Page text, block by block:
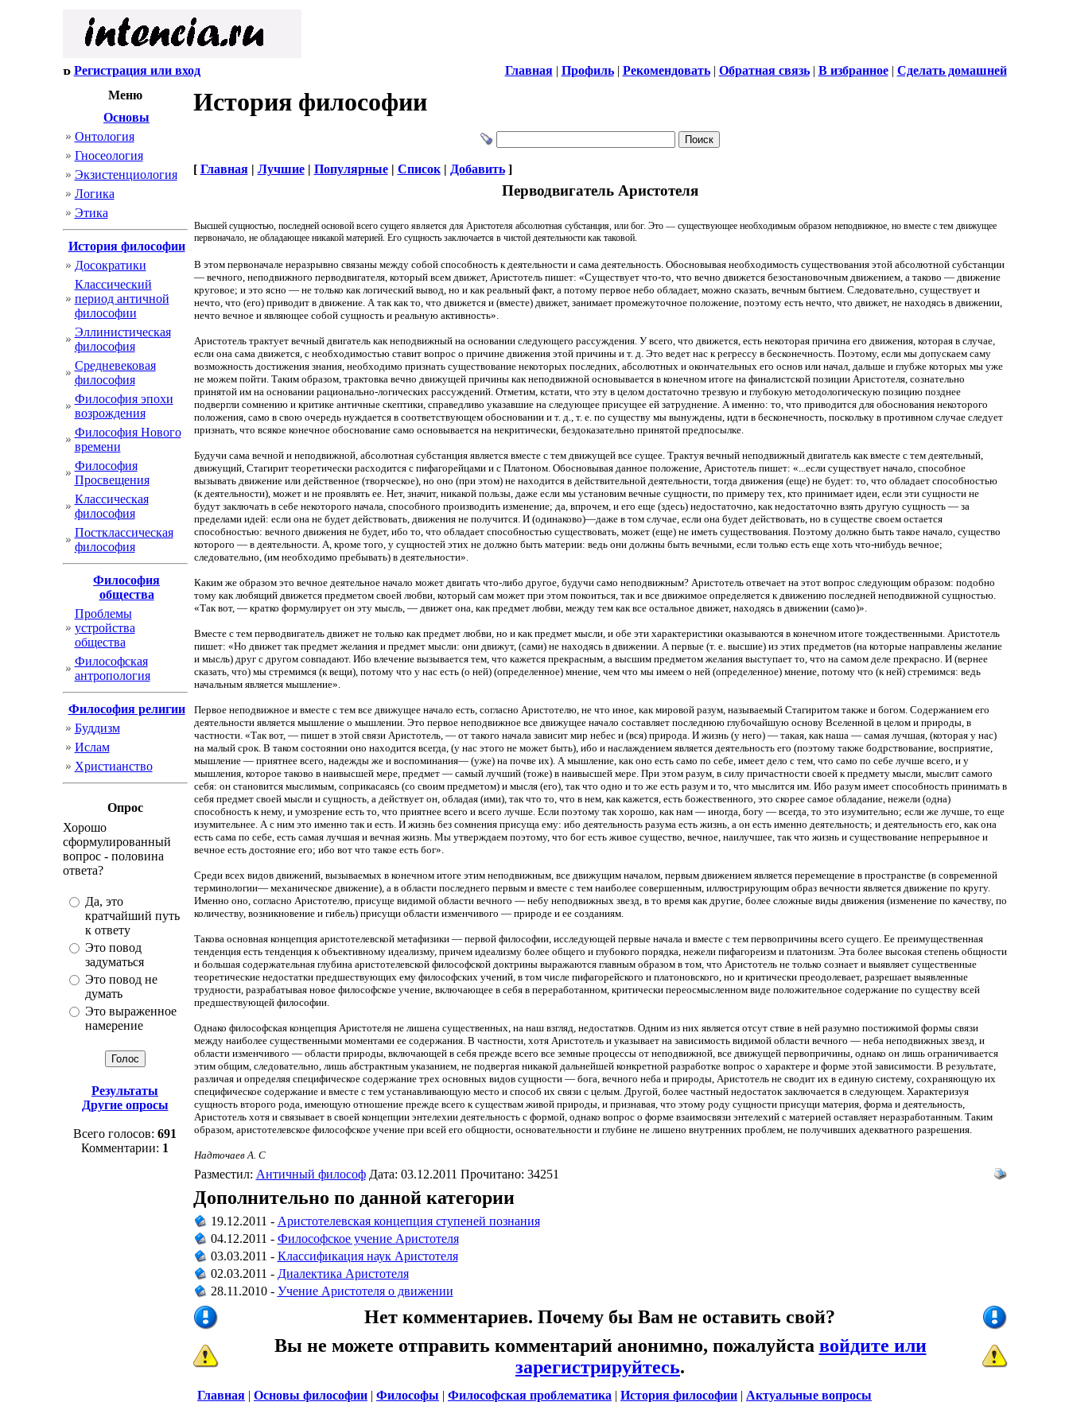
Регистрация или вход Главная| Профиль| Рекомендовать| Обратная связь| В избранное| Сделать домашней
Меню
Основы
Онтология
Гносеология
Экзистенциология
Логика
Этика
История философии
Досократики
Классический
период античной
философии
Эллинистическая
философия
Cредневековая
философия
Философия эпохи
возрождения
Философия Нового
времени
Философия
Просвещения
Классическая
философия
Постклассическая
философия
Философия
общества
Проблемы
устройства
общества
Философская
антропология
Философия религии
Буддизм
Ислам
Христианство
Опрос
Хорошо
сформулированный
вопрос - половина
ответа?
Да, это
кратчайший путь
к ответу
Это повод
задуматься
Это повод не
думать
Это выраженное
намерение
Результаты
Другие опросы
Всего голосов: 691
Комментарии: 1
История философии
[ Главная| Лучшие| Популярные| Список| Добавить]
Перводвигатель Аристотеля
Высшей сущностью, последней основой всего сущего является для Аристотеля абсолютная субстанция, или бог. Это — существующее необходимым образом неподвижное, но вместе с тем движущее
первоначало, не обладающее никакой материей. Его сущность заключается в чистой деятельности как таковой.
В этом первоначале неразрывно связаны между собой способность к деятельности и сама деятельность. Обосновывая необходимость существования этой абсолютной субстанции
— вечного, неподвижного перводвигателя, который всем движет, Аристотель пишет: «Существует что-то, что вечно движется безостановочным движением, а таково — движение
круговое; и это ясно — не только как логический вывод, но и как реальный факт, а потому первое небо обладает, можно сказать, вечным бытием. Следовательно, существует и
нечто, что (его) приводит в движение. А так как то, что движется и (вместе) движет, занимает промежуточное положение, поэтому есть нечто, что движет, не находясь в движении,
нечто вечное и являющее собой сущность и реальную активность».
Аристотель трактует вечный двигатель как неподвижный на основании следующего рассуждения. У всего, что движется, есть некоторая причина его движения, которая в случае,
если она сама движется, с необходимостью ставит вопрос о причине движения этой причины и т. д. Это ведет нас к регрессу в бесконечность. Поэтому, если мы допускаем саму
возможность достижения знания, необходимо признать существование некоторых последних, абсолютных и окончательных его основ или начал, дальше и глубже которых мы уже
не можем пойти. Таким образом, трактовка вечно движущей причины как неподвижной основывается в конечном итоге на финалистской позиции Аристотеля, сознательно
принятой им на основании рационально-логических рассуждений. Отметим, кстати, что эту в целом достаточно трезвую и глубокую методологическую позицию позднее
подвергли сомнению и критике античные скептики, справедливо указавшие на следующее присущее ей затруднение. А именно: то, что приводится для обоснования некоторого
положения, само в свою очередь нуждается в соответствующем обосновании и т. д., т. е. по существу мы вынуждены, идти в бесконечность, поскольку в противном случае следует
признать, что всякое конечное обоснование само основывается на некритически, бездоказательно принятой предпосылке.
Будучи сама вечной и неподвижной, абсолютная субстанция является вместе с тем движущей все сущее. Трактуя вечный неподвижный двигатель как вместе с тем деятельный,
движущий, Стагирит теоретически расходится с пифагорейцами и с Платоном. Обосновывая данное положение, Аристотель пишет: «...если существует начало, способное
вызывать движение или действенное (творческое), но оно (при этом) не находится в действительной деятельности, тогда движения (еще) не будет: то, что обладает способностью
(к деятельности), может и не проявлять ее. Нет, значит, никакой пользы, даже если мы установим вечные сущности, по примеру тех, кто принимает идеи, если эти сущности не
будут заключать в себе некоторого начала, способного производить изменение; да, впрочем, и его еще (здесь) недостаточно, как недостаточно взять другую сущность — за
пределами идей: если она не будет действовать, движения не получится. И (одинаково)—даже в том случае, если она будет действовать, но в существе своем остается
способностью: вечного движения не будет, ибо то, что обладает способностью существовать, может (еще) не иметь существования. Поэтому должно быть такое начало, существо
которого — в деятельности. А, кроме того, у сущностей этих не должно быть материи: ведь они должны быть вечными, если только есть еще хоть что-нибудь вечное;
следовательно, (им необходимо пребывать) в деятельности».
Каким же образом это вечное деятельное начало может двигать что-либо другое, будучи само неподвижным? Аристотель отвечает на этот вопрос следующим образом: подобно
тому как любящий движется предметом своей любви, который сам может при этом покоиться, так и все движимое определяется к движению последней неподвижной сущностью.
«Так вот, — кратко формулирует он эту мысль, — движет она, как предмет любви, между тем как все остальное движет, находясь в движении (само)».
Вместе с тем перводвигатель движет не только как предмет любви, но и как предмет мысли, и обе эти характеристики оказываются в конечном итоге тождественными. Аристотель
пишет: «Но движет так предмет желания и предмет мысли: они движут, (сами) не находясь в движении. А первые (т. е. высшие) из этих предметов (на которые направлены желание
и мысль) друг с другом совпадают. Ибо влечение вызывается тем, что кажется прекрасным, а высшим предметом желания выступает то, что на самом деле прекрасно. И (вернее
сказать, что) мы стремимся (к вещи), потому что у нас есть (о ней) (определенное) мнение, чем что мы имеем о ней (определенное) мнение, потому что (к ней) стремимся: ведь
начальным является мышление».
Первое неподвижное и вместе с тем все движущее начало есть, согласно Аристотелю, не что иное, как мировой разум, называемый Стагиритом также и богом. Содержанием его
деятельности является мышление о мышлении. Это первое неподвижное все движущее начало составляет последнюю глубочайшую основу Вселенной в целом и природы, в
частности. «Так вот, — пишет в этой связи Аристотель, — от такого начала зависит мир небес и (вся) природа. И жизнь (у него) — такая, как наша — самая лучшая, (которая у нас)
на малый срок. В таком состоянии оно находится всегда, (у нас этого не может быть), ибо и наслаждением является деятельность его (поэтому также бодрствование, восприятие,
мышление — приятнее всего, надежды же и воспоминания— (уже) на почве их). А мышление, как оно есть само по себе, имеет дело с тем, что само по себе лучше всего, и у
мышления, которое таково в наивысшей мере, предмет — самый лучший (тоже) в наивысшей мере. При этом разум, в силу причастности своей к предмету мысли, мыслит самого
себя: он становится мыслимым, соприкасаясь (со своим предметом) и мысля (его), так что одно и то же есть разум и то, что мыслится им. Ибо разум имеет способность принимать в
себя предмет своей мысли и сущность, а действует он, обладая (ими), так что то, что в нем, как кажется, есть божественного, это скорее самое обладание, нежели (одна)
способность к нему, и умозрение есть то, что приятнее всего и всего лучше. Если поэтому так хорошо, как нам — иногда, богу — всегда, то это изумительно; если же лучше, то еще
изумительнее. А с ним это именно так и есть. И жизнь без сомнения присуща ему: ибо деятельность разума есть жизнь, а он есть именно деятельность; и деятельность его, как она
есть сама по себе, есть самая лучшая и вечная жизнь. Мы утверждаем поэтому, что бог есть живое существо, вечное, наилучшее, так что жизнь и существование непрерывное и
вечное есть достояние его; ибо вот что такое есть бог».
Среди всех видов движений, вызываемых в конечном итоге этим неподвижным, все движущим началом, первым движением является перемещение в пространстве (в современной
терминологии— механическое движение), а в области последнего первым и вместе с тем наиболее совершенным, иллюстрирующим образ вечности является движение по кругу.
Именно оно, согласно Аристотелю, присуще видимой области вечного — небу неподвижных звезд, в то время как другие, более сложные виды движения (изменение по качеству, по
количеству, возникновение и гибель) присущи области изменчивого — природе и ее созданиям.
Такова основная концепция аристотелевской метафизики — первой философии, исследующей первые начала и вместе с тем первопричины всего сущего. Ее преимущественная
тенденция есть тенденция к объективному идеализму, причем идеализму более общего и глубокого порядка, нежели пифагореизм и платонизм. Эта более высокая степень общности
и большая содержательная глубина аристотелевской философской доктрины выражаются главным образом в том, что Аристотель не только сознает и выявляет существенные
теоретические недостатки предшествующих ему философских учений, в том числе пифагорейского и платоновского, но и критически преодолевает, разрешает выявленные
трудности, разрабатывая новое философское учение, включающее в себя в переработанном, критически переосмысленном виде положительное содержание по существу всей
предшествующей философии.
Однако философская концепция Аристотеля не лишена существенных, на наш взгляд, недостатков. Одним из них является отсут ствие в ней разумно постижимой формы связи
между наиболее существенными моментами ее содержания. В частности, хотя Аристотель и указывает на зависимость видимой области вечного — неба неподвижных звезд, и
области изменчивого — области природы, включающей в себя прежде всего все земные процессы от неподвижной, все движущей первопричины, однако он лишь ограничивается
этим общим, следовательно, лишь абстрактным указанием, не подвергая никакой дальнейшей конкретной разработке вопрос о характере и форме этой зависимости. В результате,
различая и определяя специфическое содержание трех основных видов сущности — бога, вечного неба и природы, Аристотель не сводит их в единую систему, сохраняющую их
специфическое содержание и вместе с тем устанавливающую место и способ их связи с целым. Другой, более частный недостаток заключается в следующем. Характеризуя
сущность второго рода, имеющую отношение прежде всего к существам живой природы, и признавая, что этому роду сущности присущи материя, форма и деятельность,
Аристотель хотя и связывает в своей концепции энтелехии деятельность с формой, однако вопрос о форме взаимосвязи энтелехий с материей оставляет неразработанным. Таким
образом, аристотелевское философское учение при всей его общности, основательности и глубине не лишено внутренних проблем, не получивших адекватного разрешения.
Надточаев А. С
Разместил: Античный философДата: 03.12.2011 Прочитано: 34251
Дополнительно по данной категории
19.12.2011 - Аристотелевская концепция ступеней познания
04.12.2011 - Философское учение Аристотеля
03.03.2011 - Классификация наук Аристотеля
02.03.2011 - Диалектика Аристотеля
28.11.2010 - Учение Аристотеля о движении
Нет комментариев. Почему бы Вам не оставить свой?
Вы не можете отправить комментарий анонимно, пожалуйста войдите или
зарегистрируйтесь.
Главная | Основы философии | Философы | Философская проблематика | История философии | Актуальные вопросы